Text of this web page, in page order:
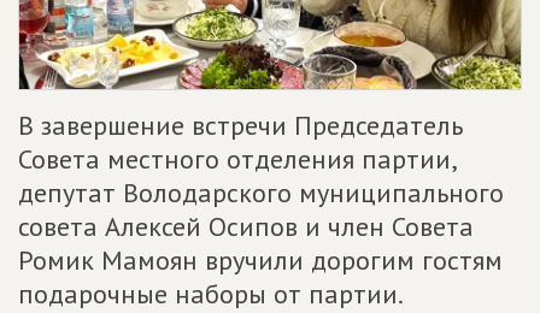
В завершение встречи Председатель
Совета местного отделения партии,
депутат Володарского муниципального
совета Алексей Осипов и член Совета
Ромик Мамоян вручили дорогим гостям
подарочные наборы от партии.